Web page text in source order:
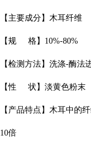
【主要成分】木耳纤维
【规 格】10%-80%
【检测方法】洗涤-酶法
【性 状】淡黄色粉末
【产品特点】木耳中的
10倍